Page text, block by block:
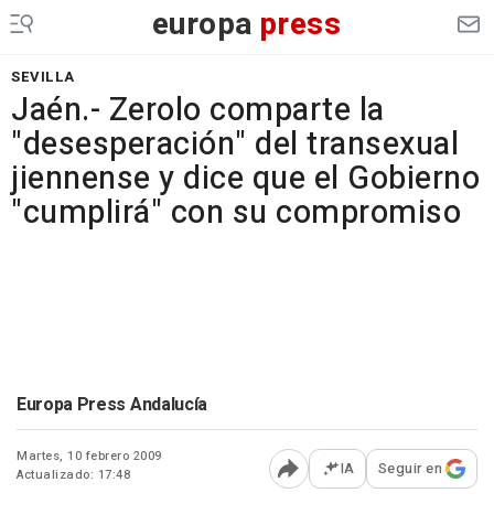
europa press
SEVILLA
Jaén.- Zerolo comparte la
"desesperación" del transexual
jiennense y dice que el Gobierno
"cumplirá" con su compromiso
Europa Press Andalucía
Martes, 10 febrero 2009
Actualizado: 17:48
Abrir opciones para
IA Seguir en